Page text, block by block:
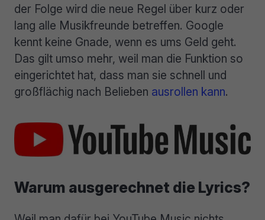
der Folge wird die neue Regel über kurz oder
lang alle Musikfreunde betreffen. Google
kennt keine Gnade, wenn es ums Geld geht.
Das gilt umso mehr, weil man die Funktion so
eingerichtet hat, dass man sie schnell und
großflächig nach Belieben ausrollen kann.
Warum ausgerechnet die Lyrics?